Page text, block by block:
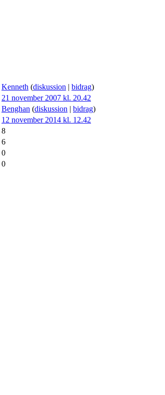
Kenneth (diskussion | bidrag)
21 november 2007 kl. 20.42
Benghan (diskussion | bidrag)
12 november 2014 kl. 12.42
8
6
0
0